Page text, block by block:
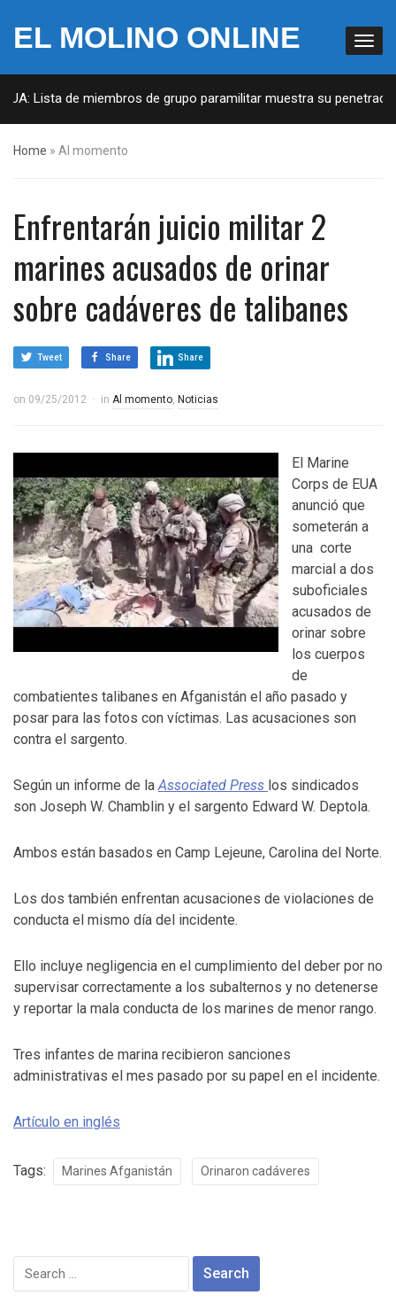
EL MOLINO ONLINE
Lista de miembros de grupo paramilitar muestra su penetración
Home » Al momento
Enfrentarán juicio militar 2
marines acusados de orinar
sobre cadáveres de talibanes
Tweet Share Share
on 09/25/2012 in Al momento, Noticias
El Marine
Corps de EUA
anunció que
someterán a
una corte
marcial a dos
suboficiales
acusados de
orinar sobre
los cuerpos
de
combatientes talibanes en Afganistán el año pasado y
posar para las fotos con víctimas. Las acusaciones son
contra el sargento.
Según un informe de laAssociated Press los sindicados
son Joseph W. Chamblin y el sargento Edward W. Deptola.
Ambos están basados en Camp Lejeune, Carolina del Norte.
Los dos también enfrentan acusaciones de violaciones de
conducta el mismo día del incidente.
Ello incluye negligencia en el cumplimiento del deber por no
supervisar correctamente a los subalternos y no detenerse
y reportar la mala conducta de los marines de menor rango.
Tres infantes de marina recibieron sanciones
administrativas el mes pasado por su papel en el incidente.
Artículo en inglés
Tags: Marines Afganistán Orinaron cadáveres
Search
for: